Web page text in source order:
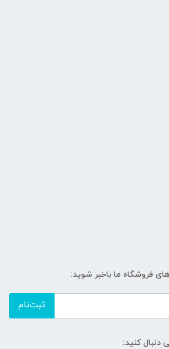
فروشگاه ما باخبر شوید:
ثبت‌نام
دنبال کنید: